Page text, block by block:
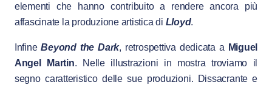
elementi che hanno contribuito a rendere ancora più
affascinate la produzione artistica di Lloyd.
InfineBeyond the Dark, retrospettiva dedicata a Miguel
Angel Martin. Nelle illustrazioni in mostra troviamo il
segno caratteristico delle sue produzioni. Dissacrante e